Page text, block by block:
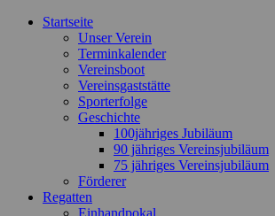
Startseite
Unser Verein
Terminkalender
Vereinsboot
Vereinsgaststätte
Sporterfolge
Geschichte
100jähriges Jubiläum
90 jähriges Vereinsjubiläum
75 jähriges Vereinsjubiläum
Förderer
Regatten
Einhandpokal